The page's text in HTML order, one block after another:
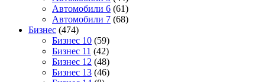
Автомобили 6 (61)
Автомобили 7 (68)
Бизнес (474)
Бизнес 10 (59)
Бизнес 11 (42)
Бизнес 12 (48)
Бизнес 13 (46)